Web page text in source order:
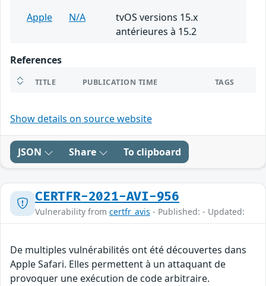
Apple
N/A
tvOS versions 15.x
antérieures à 15.2
References
TITLE PUBLICATION TIME TAGS
Show details on source website
JSON Share To clipboard
CERTFR-2021-AVI-956
Vulnerability from certfr_avis - Published: - Updated:
De multiples vulnérabilités ont été découvertes dans
Apple Safari. Elles permettent à un attaquant de
provoquer une exécution de code arbitraire.